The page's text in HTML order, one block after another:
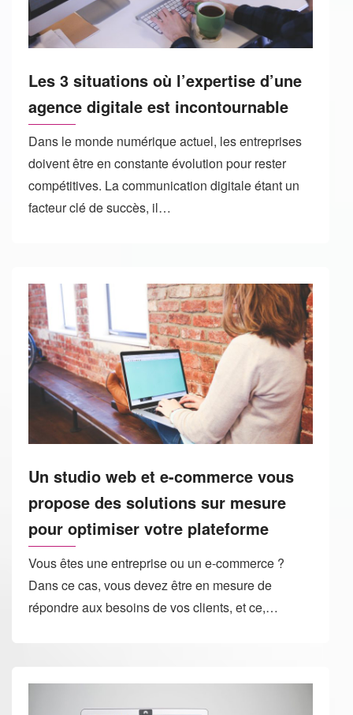
Les 3 situations où l’expertise d’une
agence digitale est incontournable
Dans le monde numérique actuel, les entreprises
doivent être en constante évolution pour rester
compétitives. La communication digitale étant un
facteur clé de succès, il…
Un studio web et e-commerce vous
propose des solutions sur mesure
pour optimiser votre plateforme
Vous êtes une entreprise ou un e-commerce ?
Dans ce cas, vous devez être en mesure de
répondre aux besoins de vos clients, et ce,…